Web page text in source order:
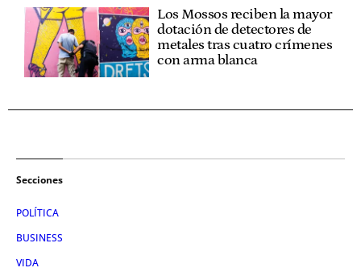
Los Mossos reciben la mayor
dotación de detectores de
metales tras cuatro crímenes
con arma blanca
Secciones
POLÍTICA
BUSINESS
VIDA